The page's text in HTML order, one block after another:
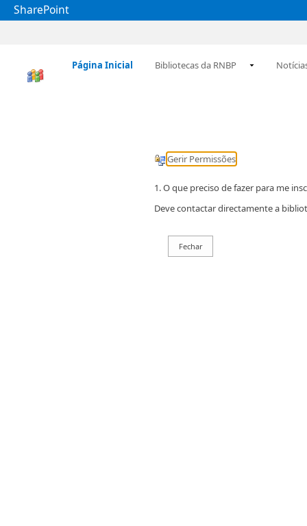
SharePoint
Página Inicial Bibliotecas da RNBP
Gerir Permissões
1. O que preciso de fazer para me
Deve contactar directamente a